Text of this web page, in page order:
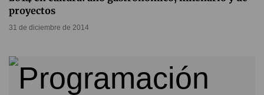
proyectos
31 de diciembre de 2014